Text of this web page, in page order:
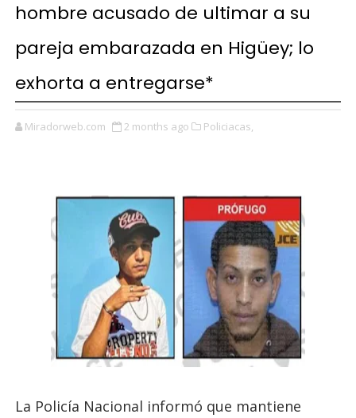
hombre acusado de ultimar a su
pareja embarazada en Higüey; lo
exhorta a entregarse*
Miradorweb.com 2 months ago Policiacas,
La Policía Nacional informó que mantiene